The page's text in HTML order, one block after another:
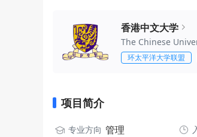
香港中文大学
The Chinese
环太平洋大学联盟
项目简介
专业方向 管理